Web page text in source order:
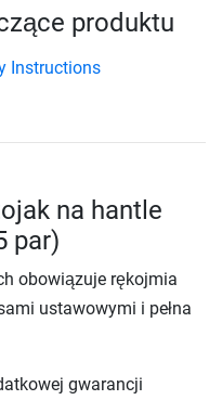
produktu
Instructions
na hantle
par)
obowiązuje rękojmia
ustawowymi i pełna
gwarancji